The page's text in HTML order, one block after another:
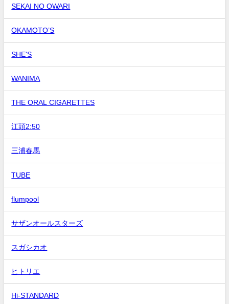
SEKAI NO OWARI
OKAMOTO’S
SHE'S
WANIMA
THE ORAL CIGARETTES
江頭2:50
三浦春馬
TUBE
flumpool
サザンオールスターズ
スガシカオ
ヒトリエ
Hi-STANDARD